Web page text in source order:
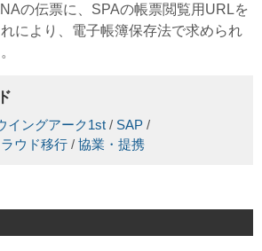
の伝票に、SPAの帳票閲覧用URLを
により、電子帳簿保存法で求められ
イングアーク1st / SAP /
ラウド移行 / 協業・提携